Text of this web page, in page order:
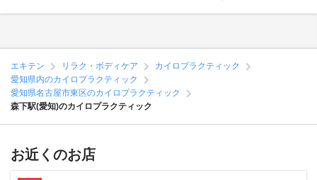
エキテン リラク・ボディケア
カイロプラクティック
愛知県内のカイロプラクティック
愛知県名古屋市東区のカイロプラクティック
森下駅(愛知)のカイロプラクティック
お近くのお店